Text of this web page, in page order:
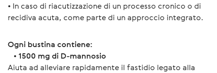
• In caso di riacutizzazione di un processo cronico o di
recidiva acuta, come parte di un approccio integrato.
Ogni bustina contiene:
• 1500 mg di D-mannosio
Aiuta ad alleviare rapidamente il fastidio legato alla